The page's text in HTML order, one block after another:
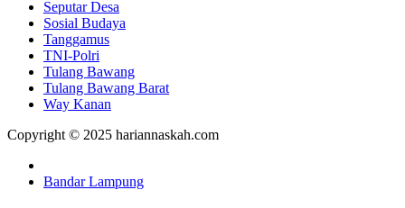
Seputar Desa
Sosial Budaya
Tanggamus
TNI-Polri
Tulang Bawang
Tulang Bawang Barat
Way Kanan
Copyright © 2025 hariannaskah.com
Bandar Lampung